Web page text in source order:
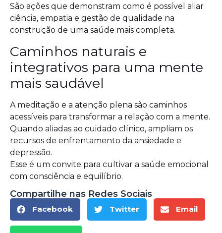
São ações que demonstram como é possível aliar
ciência, empatia e gestão de qualidade na
construção de uma saúde mais completa.
Caminhos naturais e
integrativos para uma mente
mais saudável
A meditação e a atenção plena são caminhos
acessíveis para transformar a relação com a mente.
Quando aliadas ao cuidado clínico, ampliam os
recursos de enfrentamento da ansiedade e
depressão.
Esse é um convite para cultivar a saúde emocional
com consciência e equilíbrio.
Compartilhe nas Redes Sociais
Facebook Twitter Email